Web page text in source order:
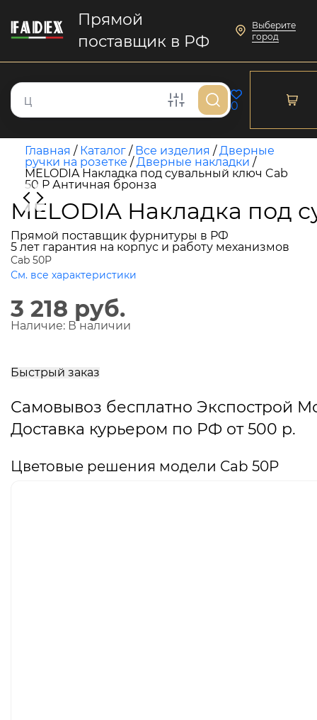
Прямой
поставщик в РФ
Выберите
город
0
Главная / Каталог / Все изделия /Дверные
ручки на розетке /Дверные накладки /
MELODIA Накладка под сувальный ключ Cab
50 P Античная бронза
MELODIA Накладка под
Прямой поставщик фурнитуры в РФ
5 лет гарантия на корпус и работу механизмов
Cab 50P
См. все характеристики
3 218 руб.
Наличие: В наличии
Быстрый заказ
Самовывоз бесплатно Экспострой
Доставка курьером по РФ от 500 р.
Цветовые решения модели Cab 50P